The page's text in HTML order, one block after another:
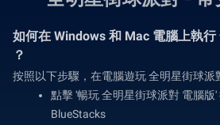
如何在 Windows 和 Mac 電腦上執
？
按照以下步驟，在電腦遊玩 全明星街球派
點擊 '暢玩 全明星街球派對 電腦版'
BlueStacks